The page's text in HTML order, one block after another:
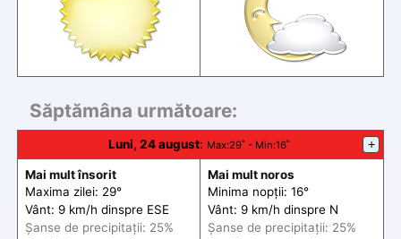
Săptămâna următoare:
Luni, 24 august: Max:29˚ - Min:16˚ +
Mai mult însorit
Maxima zilei: 29°
Vânt: 9 km/h dinspre ESE
Șanse de precipitații: 25%
Mai mult noros
Minima nopții: 16°
Vânt: 9 km/h dinspre N
Șanse de precipitații: 25%